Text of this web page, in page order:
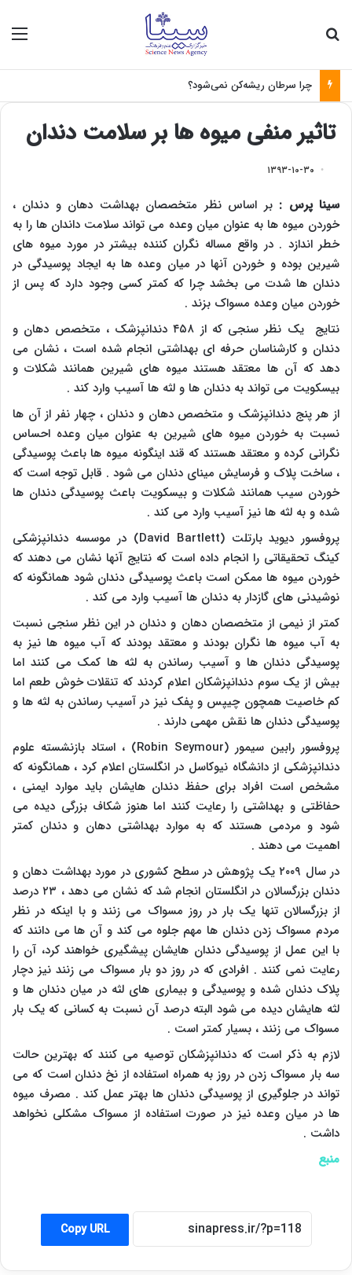
چرا سرطان ریشه‌کن نمی‌شود؟
تاثیر منفی میوه ها بر سلامت دندان
۱۳۹۳-۱۰-۳۰
سینا پرس : بر اساس نظر متخصصان بهداشت دهان و دندان ،
خوردن میوه ها به عنوان میان وعده می تواند سلامت داندان ها را به
خطر اندازد . در واقع مساله نگران کننده بیشتر در مورد میوه های
شیرین بوده و خوردن آنها در میان وعده ها به ایجاد پوسیدگی در
دندان ها شدت می بخشد چرا که کمتر کسی وجود دارد که پس از
خوردن میان وعده مسواک بزند .
نتایج یک نظر سنجی که از ۴۵۸ دندانپزشک ، متخصص دهان و
دندان و کارشناسان حرفه ای بهداشتی انجام شده است ، نشان می
دهد که آن ها معتقد هستند میوه های شیرین همانند شکلات و
بیسکویت می تواند به دندان ها و لثه ها آسیب وارد کند .
از هر پنج دندانپزشک و متخصص دهان و دندان ، چهار نفر از آن ها
نسبت به خوردن میوه های شیرین به عنوان میان وعده احساس
نگرانی کرده و معتقد هستند که قند اینگونه میوه ها باعث پوسیدگی
، ساخت پلاک و فرسایش مینای دندان می شود . قابل توجه است که
خوردن سیب همانند شکلات و بیسکویت باعث پوسیدگی دندان ها
شده و به لثه ها نیز آسیب وارد می کند .
پروفسور دیوید بارتلت (David Bartlett) در موسسه دندانپزشکی
کینگ تحقیقاتی را انجام داده است که نتایج آنها نشان می دهند که
خوردن میوه ها ممکن است باعث پوسیدگی دندان شود همانگونه که
نوشیدنی های گازدار به دندان ها آسیب وارد می کند .
کمتر از نیمی از متخصصان دهان و دندان در این نظر سنجی نسبت
به آب میوه ها نگران بودند و معتقد بودند که آب میوه ها نیز به
پوسیدگی دندان ها و آسیب رساندن به لثه ها کمک می کنند اما
بیش از یک سوم دندانپزشکان اعلام کردند که تنقلات خوش طعم اما
کم خاصیت همچون چیپس و پفک نیز در آسیب رساندن به لثه ها و
پوسیدگی دندان ها نقش مهمی دارند .
پروفسور رابین سیمور (Robin Seymour) ، استاد بازنشسته علوم
دندانپزشکی از دانشگاه نیوکاسل در انگلستان اعلام کرد ، همانگونه که
مشخص است افراد برای حفظ دندان هایشان باید موارد ایمنی ،
حفاظتی و بهداشتی را رعایت کنند اما هنوز شکاف بزرگی دیده می
شود و مردمی هستند که به موارد بهداشتی دهان و دندان کمتر
اهمیت می دهند .
در سال ۲۰۰۹ یک پژوهش در سطح کشوری در مورد بهداشت دهان و
دندان بزرگسالان در انگلستان انجام شد که نشان می دهد ، ۲۳ درصد
از بزرگسالان تنها یک بار در روز مسواک می زنند و با اینکه در نظر
مردم مسواک زدن دندان ها مهم جلوه می کند و آن ها می دانند که
با این عمل از پوسیدگی دندان هایشان پیشگیری خواهند کرد، آن را
رعایت نمی کنند . افرادی که در روز دو بار مسواک می زنند نیز دچار
پلاک دندان شده و پوسیدگی و بیماری های لثه در میان دندان ها و
لثه هایشان دیده می شود البته درصد آن نسبت به کسانی که یک بار
مسواک می زنند ، بسیار کمتر است .
لازم به ذکر است که دندانپزشکان توصیه می کنند که بهترین حالت
سه بار مسواک زدن در روز به همراه استفاده از نخ دندان است که می
تواند در جلوگیری از پوسیدگی دندان ها بهتر عمل کند . مصرف میوه
ها در میان وعده نیز در صورت استفاده از مسواک مشکلی نخواهد
داشت .
منبع
Copy URL